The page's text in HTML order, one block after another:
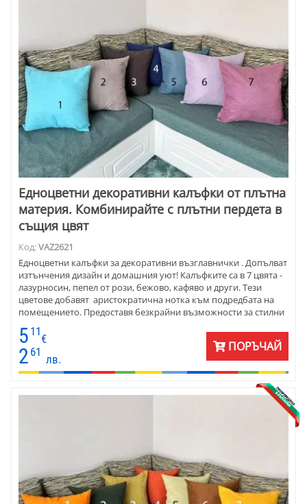
Едноцветни декоративни калъфки от плътна
материя. Комбинирайте с плътни пердета в
същия цвят
Код:VAZ2621
Едноцветни калъфки за декоративни възглавнички . Допълват
изтънчения дизайн и домашния уют! Калъфките са в 7 цвята -
лазурносин, пепел от рози, бежово, кафяво и други. Тези
цветове добавят аристократична нотка към подредбата на
помещението. Предоставя безкрайни възможности за стилни
комбинации. Декоративните калъфкит са с размери 45х45 см .
Перфектни са за всеки диван, стол или легло. Изработени са от
плат петек - полиестер . Материята е мека на допир и
издръжлива за дълготрайна употреба.
5 11
€
2 61
лв.
ПОРЪЧАЙ